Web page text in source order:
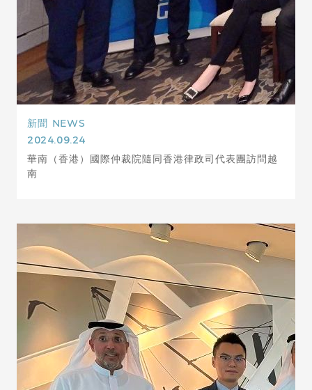
新聞 NEWS
2024.09.24
華南（香港）國際仲裁院隨同香港律政司代表團訪問越
南